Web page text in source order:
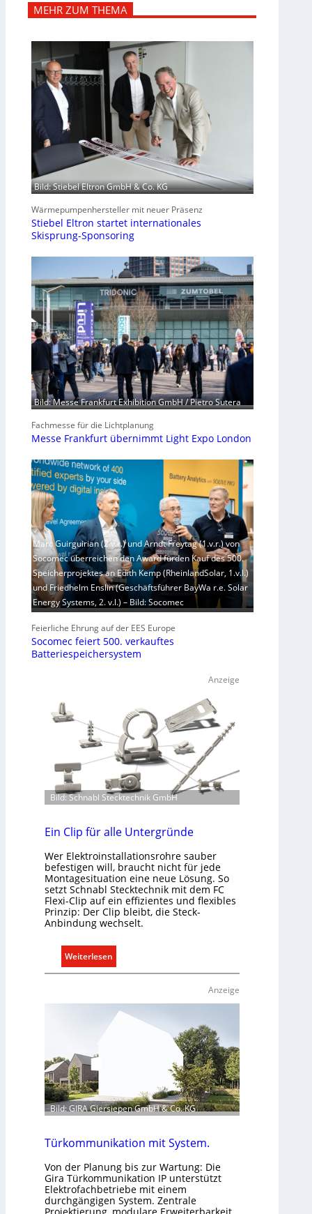
MEHR ZUM THEMA
Bild: Stiebel Eltron GmbH & Co. KG
Wärmepumpenhersteller mit neuer Präsenz
Stiebel Eltron startet internationales
Skisprung-Sponsoring
Bild: Messe Frankfurt Exhibition GmbH / Pietro Sutera
Fachmesse für die Lichtplanung
Messe Frankfurt übernimmt Light Expo London
Marc Guirguirian (2.v.r.) und Arndt Freytag (1.v.r.) von
Socomec überreichen den Award fürden Kauf des 500.
Speicherprojektes an Edith Kemp (RheinlandSolar, 1.v.l.)
und Friedhelm Enslin (Geschäftsführer BayWa r.e. Solar
Energy Systems, 2. v.l.) – Bild: Socomec
Feierliche Ehrung auf der EES Europe
Socomec feiert 500. verkauftes
Batteriespeichersystem
Anzeige
Bild: Schnabl Stecktechnik GmbH
Ein Clip für alle Untergründe
Wer Elektroinstallationsrohre sauber
befestigen will, braucht nicht für jede
Montagesituation eine neue Lösung. So
setzt Schnabl Stecktechnik mit dem FC
Flexi-Clip auf ein effizientes und flexibles
Prinzip: Der Clip bleibt, die Steck-
Anbindung wechselt.
Weiterlesen
E
C
r
a
l
U
n
t
Anzeige
Bild: GIRA Giersiepen GmbH & Co. KG
Türkommunikation mit System.
Von der Planung bis zur Wartung: Die
Gira Türkommunikation IP unterstützt
Elektrofachbetriebe mit einem
durchgängigen System. Zentrale